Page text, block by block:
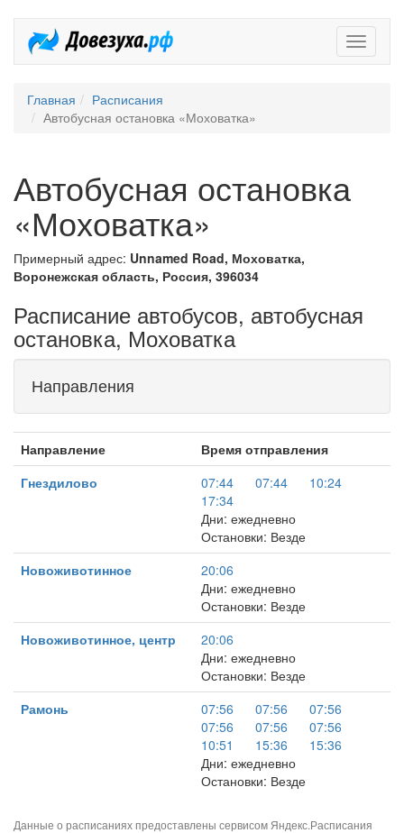
Главная
Расписания
Автобусная остановка «Моховатка»
Автобусная остановка
«Моховатка»
Примерный адрес: Unnamed Road, Моховатка,
Воронежская область, Россия, 396034
Расписание автобусов, автобусная
остановка, Моховатка
Направления
Направление
Время отправления
Гнездилово
07:44 07:44
10:24
17:34
Дни: ежедневно
Остановки: Везде
Новоживотинное
20:06
Дни: ежедневно
Остановки: Везде
Новоживотинное, центр
20:06
Дни: ежедневно
Остановки: Везде
Рамонь
07:56 07:56
07:56
07:56
07:56
07:56
10:51
15:36
15:36
Дни: ежедневно
Остановки: Везде
Данные о расписаниях предоставлены сервисом Яндекс.Расписания